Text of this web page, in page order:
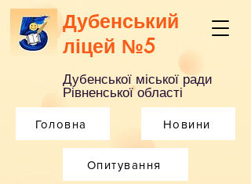
Дубенський
ліцей №5
Дубенської міської ради
Рівненської області
Головна Новини
Опитування